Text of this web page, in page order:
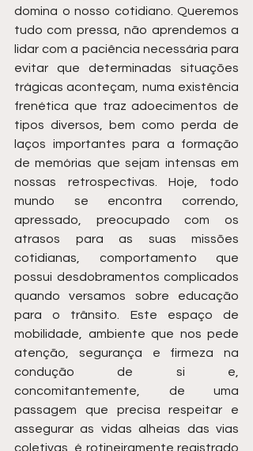
domina o nosso cotidiano. Queremos
tudo com pressa, não aprendemos a
lidar com a paciência necessária para
evitar que determinadas situações
trágicas aconteçam, numa existência
frenética que traz adoecimentos de
tipos diversos, bem como perda de
laços importantes para a formação
de memórias que sejam intensas em
nossas retrospectivas. Hoje, todo
mundo se encontra correndo,
apressado, preocupado com os
atrasos para as suas missões
cotidianas, comportamento que
possui desdobramentos complicados
quando versamos sobre educação
para o trânsito. Este espaço de
mobilidade, ambiente que nos pede
atenção, segurança e firmeza na
condução de si e,
concomitantemente, de uma
passagem que precisa respeitar e
assegurar as vidas alheias das vias
coletivas, é rotineiramente registrado